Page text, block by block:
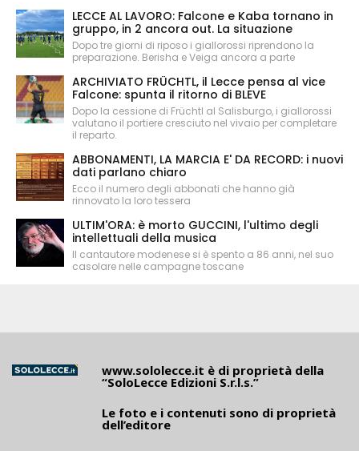
LECCE AL LAVORO: Falcone e Kaba tornano in
gruppo, in 2 ancora out. La situazione
Dopo tre giorni di riposo i giallorossi riprendono la
preparazione. Berisha e Veiga ancora a parte
ARCHIVIATO FRÜCHTL, il Lecce pensa al vice
Falcone: spunta il ritorno di BLEVE
Dopo la cessione di Früchtl al Salisburgo, i giallorossi
valutano il portiere cresciuto nel vivaio per completare
il reparto.
ABBONAMENTI, LA MARCIA E' DA RECORD: i nuovi
dati parlano chiaro
Ecco il numero degli abbonati che hanno già
rinnovato la loro tessera
ULTIM'ORA: è morto GUCCINI, l'ultimo degli
intellettuali della musica
Il cantautore modenese si è spento a 86 anni, nel suo
casolare nelle campagne toscane
www.sololecce.it è di proprietà della
“SoloLecce Edizioni S.r.l.s.”
Le foto e i contenuti sono di proprietà
dell’editore